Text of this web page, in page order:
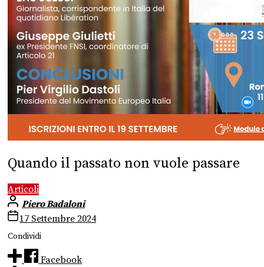
Quando il passato non vuole passare
Articoli
Piero Badaloni
17 Settembre 2024
Condividi
Facebook